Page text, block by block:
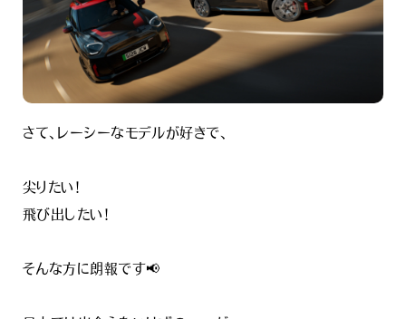
さて、レーシーなモデルが好きで、
尖りたい！
飛び出したい！
そんな方に朗報です📢